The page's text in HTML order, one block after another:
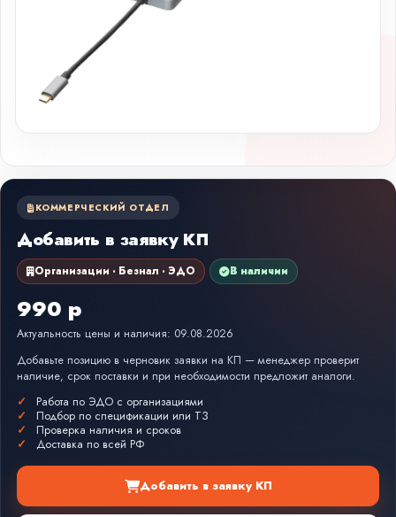
КОММЕРЧЕСКИЙ ОТДЕЛ
Добавить в заявку КП
Организации · Безнал · ЭДО В наличии
990 р
Актуальность цены и наличия: 09.08.2026
Добавьте позицию в черновик заявки на КП — менеджер проверит
наличие, срок поставки и при необходимости предложит аналоги.
Работа по ЭДО с организациями
Подбор по спецификации или ТЗ
Проверка наличия и сроков
Доставка по всей РФ
Добавить в заявку КП